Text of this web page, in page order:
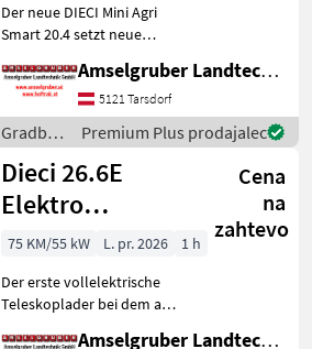
Der neue DIECI Mini Agri
Smart 20.4 setzt neue
Teleskopladermarkt. Stufe
5 Motor - -Größte Kabine
(Baugleich vom Modell 26.6
Mini Agri) -50
Amselgruber Landtechnik GmbH
5121 Tarsdorf
Gradbeni
stroji /
Dieci
Premium Plus prodajalec
Dieci 26.6E
Elektro
Teleskoplader
Österreichpaket
Cena
na
zahtevo
75 KM/55 kW L. pr. 2026
1 h
Der erste vollelektrische
Teleskoplader bei dem an
Amselgruber Landtechnik GmbH